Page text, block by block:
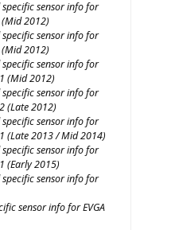
sen­sor info for
2012)
sen­sor info for
2012)
sen­sor info for
(Mid 2012)
sen­sor info for
(Late 2012)
sen­sor info for
(Late 2013 / Mid 2014)
sen­sor info for
(Ear­ly 2015)
sen­sor info for
sen­sor info forEVGA